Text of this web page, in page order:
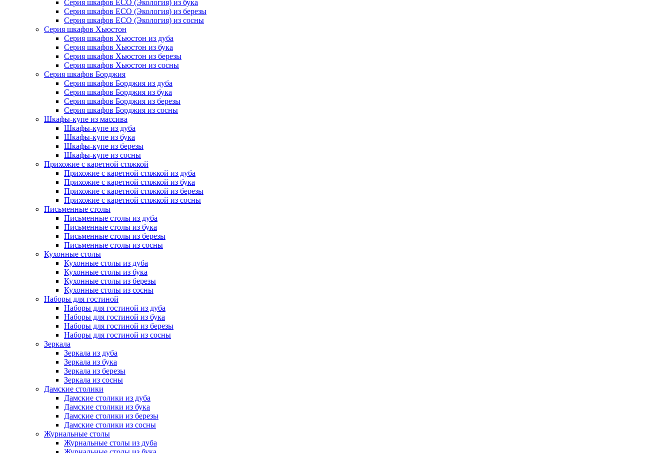
Серия шкафов ECO (Экология) из бука
Серия шкафов ECO (Экология) из березы
Серия шкафов ECO (Экология) из сосны
Серия шкафов Хьюстон
Серия шкафов Хьюстон из дуба
Серия шкафов Хьюстон из бука
Серия шкафов Хьюстон из березы
Серия шкафов Хьюстон из сосны
Серия шкафов Борджия
Серия шкафов Борджия из дуба
Серия шкафов Борджия из бука
Серия шкафов Борджия из березы
Серия шкафов Борджия из сосны
Шкафы-купе из массива
Шкафы-купе из дуба
Шкафы-купе из бука
Шкафы-купе из березы
Шкафы-купе из сосны
Прихожие с каретной стяжкой
Прихожие с каретной стяжкой из дуба
Прихожие с каретной стяжкой из бука
Прихожие с каретной стяжкой из березы
Прихожие с каретной стяжкой из сосны
Письменные столы
Письменные столы из дуба
Письменные столы из бука
Письменные столы из березы
Письменные столы из сосны
Кухонные столы
Кухонные столы из дуба
Кухонные столы из бука
Кухонные столы из березы
Кухонные столы из сосны
Наборы для гостиной
Наборы для гостиной из дуба
Наборы для гостиной из бука
Наборы для гостиной из березы
Наборы для гостиной из сосны
Зеркала
Зеркала из дуба
Зеркала из бука
Зеркала из березы
Зеркала из сосны
Дамские столики
Дамские столики из дуба
Дамские столики из бука
Дамские столики из березы
Дамские столики из сосны
Журнальные столы
Журнальные столы из дуба